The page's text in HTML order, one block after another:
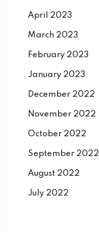
April 2023
March 2023
February 2023
January 2023
December 2022
November 2022
October 2022
September 2022
August 2022
July 2022